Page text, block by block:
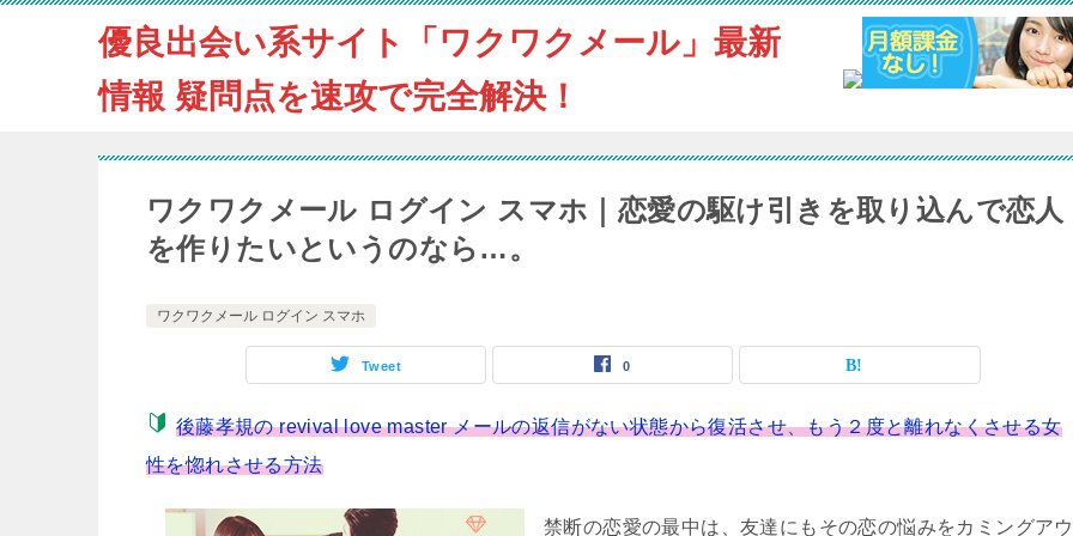
優良出会い系サイト「ワクワクメール」最新
情報 疑問点を速攻で完全解決！
ワクワクメール ログイン スマホ｜恋愛の駆け引きを取り込んで恋人
を作りたいというのなら…。
ワクワクメール ログイン スマホ
Tweet 0
後藤孝規の revival love master メールの返信がない状態から復活させ、もう２度と離れなくさせる女
性を惚れさせる方法
禁断の恋愛の最中は、友達にもその恋の悩みをカミングアウ